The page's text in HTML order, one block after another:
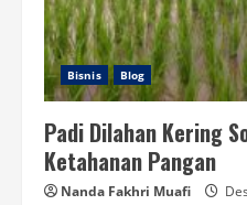
Bisnis Blog
Padi Dilahan Kering
Ketahanan Pangan
Nanda Fakhri Muafi